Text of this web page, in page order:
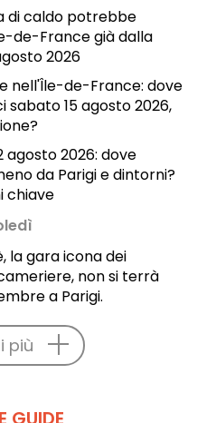
di caldo potrebbe
de-France già dalla
2026
nell'Île-de-France: dove
sabato 15 agosto 2026,
agosto 2026: dove
da Parigi e dintorni?
chiave
la gara icona dei
non si terrà
a Parigi.
più